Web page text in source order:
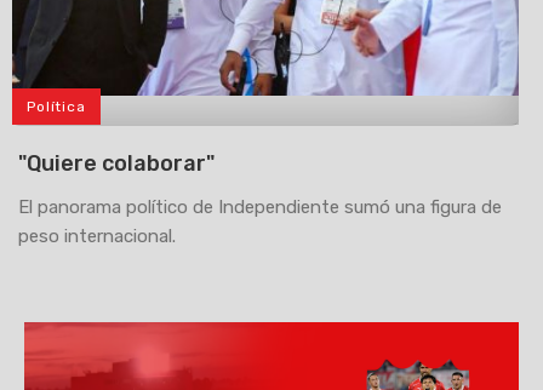
Política
"Quiere colaborar"
El panorama político de Independiente sumó una figura de
peso internacional.